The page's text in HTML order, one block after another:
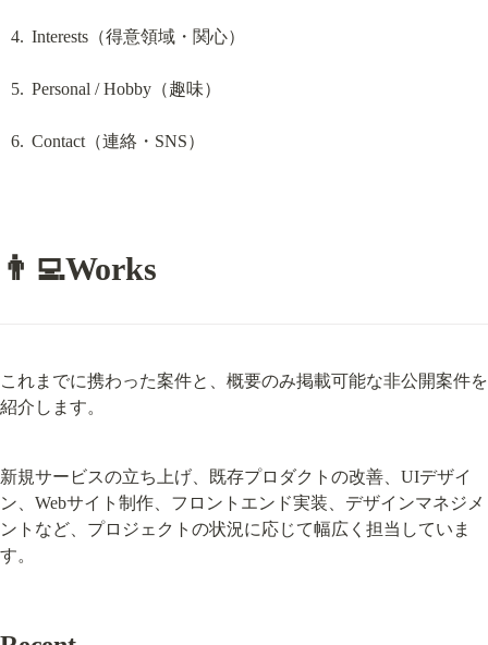
Interests（得意領域・関心）
Personal / Hobby（趣味）
Contact（連絡・SNS）
👨‍💻Works
これまでに携わった案件と、概要のみ掲載可能な非公開案件を
紹介します。
新規サービスの立ち上げ、既存プロダクトの改善、UIデザイ
ン、Webサイト制作、フロントエンド実装、デザインマネジメ
ントなど、プロジェクトの状況に応じて幅広く担当していま
す。